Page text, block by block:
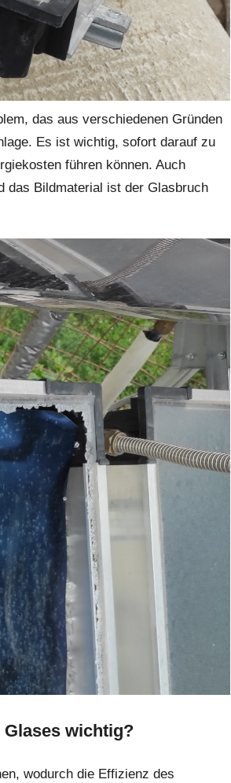
das aus verschiedenen Gründen
Es ist wichtig, sofort darauf zu
führen können. Auch
das Bildmaterial ist der Glasbruch
wichtig?
wodurch die Effizienz des